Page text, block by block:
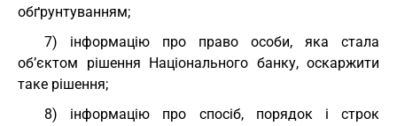
обґрунтуванням;
7) інформацію про право особи, яка стала
об’єктом рішення Національного банку, оскаржити
таке рішення;
8) інформацію про спосіб, порядок і строк